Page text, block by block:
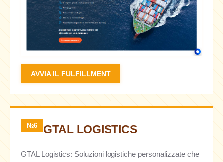
AVVIA IL FULFILLMENT
№6 GTAL LOGISTICS
GTAL Logistics: Soluzioni logistiche personalizzate che